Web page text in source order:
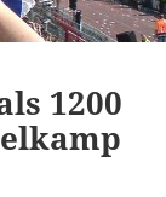
1200